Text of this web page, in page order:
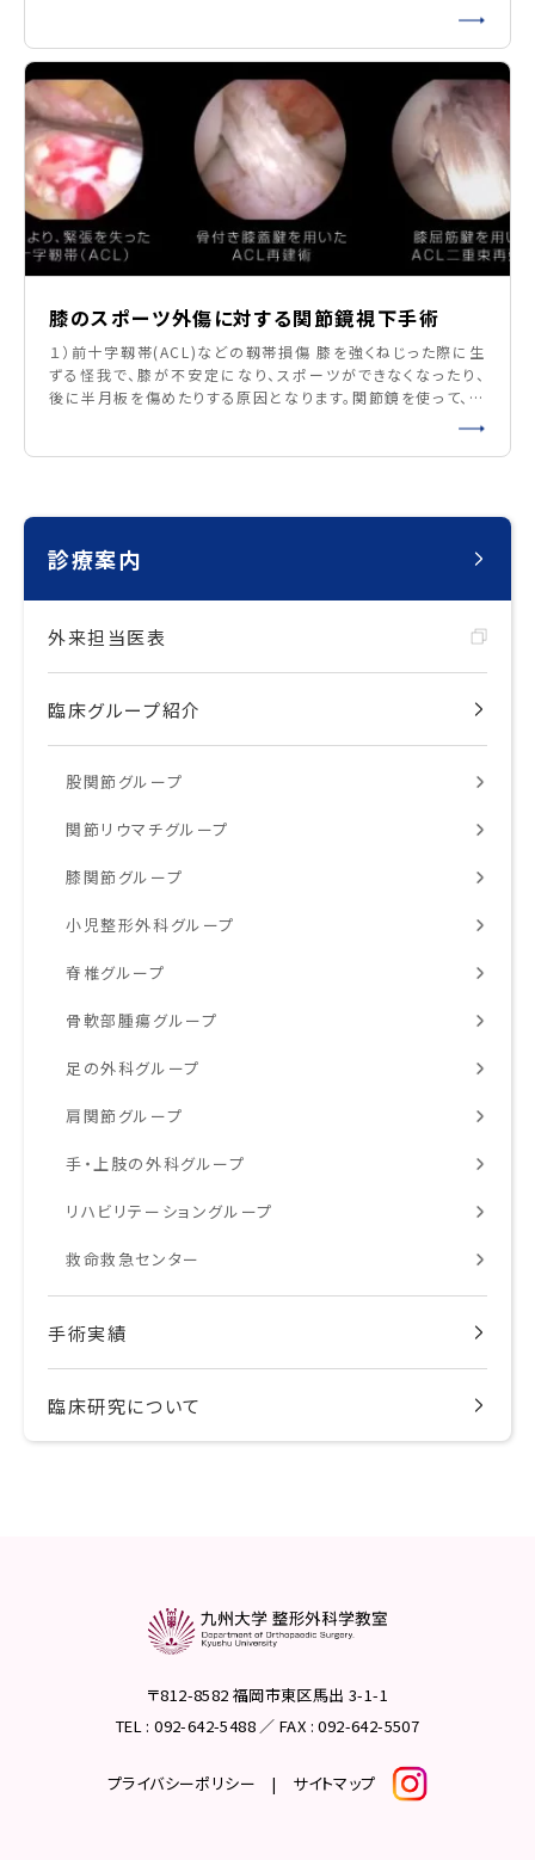
診療案内
外来担当医表
臨床グループ紹介
股関節グループ
関節リウマチグループ
膝関節グループ
小児整形外科グループ
脊椎グループ
骨軟部腫瘍グループ
足の外科グループ
肩関節グループ
手・上肢の外科グループ
リハビリテーショングループ
救命救急センター
手術実績
臨床研究について
の保存療法では効果がない場合は手術の適応となります。 方
法として、主に人工関節置換術（全置換術：大腿骨<太もも
膝のスポーツ外傷に対する関節鏡視下手術
１）前十字靱帯(ACL)などの靱帯損傷 膝を強くねじった際に生
ずる怪我で、膝が不安定になり、スポーツができなくなったり、
後に半月板を傷めたりする原因となります。関節鏡を使って、膝
〒812-8582 福岡市東区馬出 3-1-1
TEL : 092-642-5488 ／ FAX : 092-642-5507
プライバシーポリシー | サイトマップ